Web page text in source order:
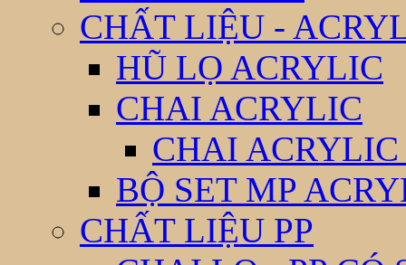
CHẤT LIỆU -
HŨ LỌ ACRYLIC
CHAI ACRYLIC
CHAI ACRYLIC
BỘ SET MP
CHẤT LIỆU PP